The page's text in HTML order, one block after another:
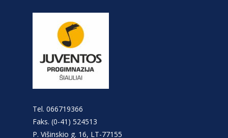
Tel. 066719366
Faks. (0-41) 524513
P. Višinskio g. 16, LT-77155